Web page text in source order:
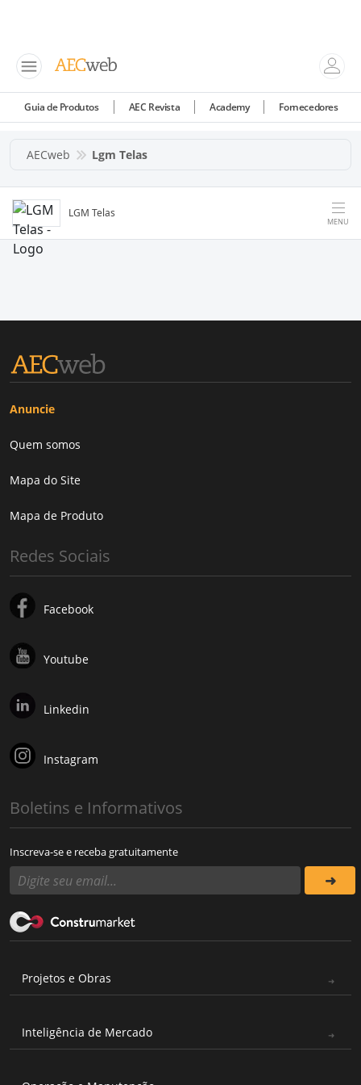
Guia de Produtos AEC Revista Academy Fornecedores
AECweb Lgm Telas
LGM Telas
MENU
Anuncie
Quem somos
Mapa do Site
Mapa de Produto
Redes Sociais
Facebook
Youtube
Linkedin
Instagram
Boletins e Informativos
Inscreva-se e receba gratuitamente
Projetos e Obras
Inteligência de Mercado